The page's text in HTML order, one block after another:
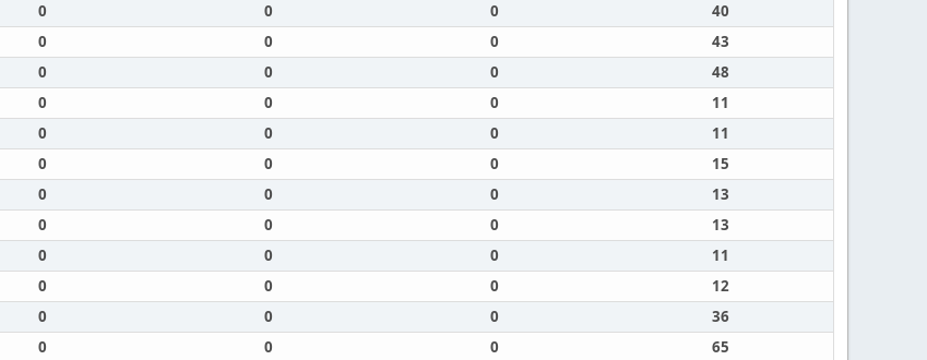
0 0 0
40
0 0 0
43
0 0 0
48
0 0 0
11
0 0 0
11
0 0 0
15
0 0 0
13
0 0 0
13
0 0 0
11
0 0 0
12
0 0 0
36
0 0 0
65